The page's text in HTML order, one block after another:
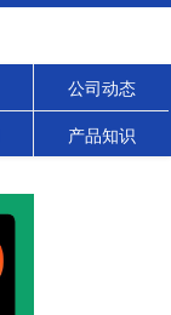
公司动态
产品知识